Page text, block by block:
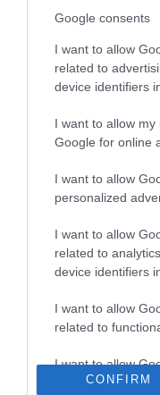
Google consents
I want to allow
related to
device identifiers
I want to allow
Google for online
I want to allow
personalized
I want to allow
related to
device identifiers
I want to allow
related to
I want to allow
related toCONFIRM
Το
από την ΕΕ έργο “The
Gaming Police”
ενισχύει την
των παιδιών στο
31.07.2026
ΑΑΔΕ: Διευκρινίσεις
για τα πρόστιμα σε
παραβάσεις που
31.07.2026
Τεχνητή Νοημοσύνη
δεν είναι απλώς μια
νέα τεχνολογία,
επανάσταση»
31.07.2026
Νέος οδηγός του
για τη
των ελληνικών
επιχειρήσεων στον
χώρο της άμυνας